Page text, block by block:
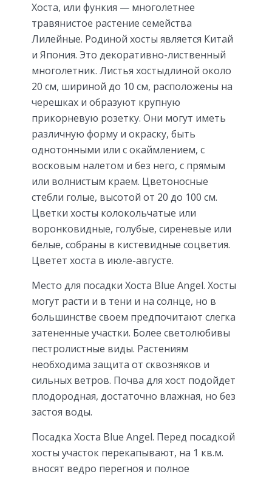
Хоста, или функия — многолетнее
травянистое растение семейства
Лилейные. Родиной хосты является Китай
и Япония. Это декоративно-лиственный
многолетник. Листья хостыдлиной около
20 см, шириной до 10 см, расположены на
черешках и образуют крупную
прикорневую розетку. Они могут иметь
различную форму и окраску, быть
однотонными или с окаймлением, с
восковым налетом и без него, с прямым
или волнистым краем. Цветоносные
стебли голые, высотой от 20 до 100 см.
Цветки хосты колокольчатые или
воронковидные, голубые, сиреневые или
белые, собраны в кистевидные соцветия.
Цветет хоста в июле-августе.
Место для посадки Хоста Blue Angel. Хосты
могут расти и в тени и на солнце, но в
большинстве своем предпочитают слегка
затененные участки. Более светолюбивы
пестролистные виды. Растениям
необходима защита от сквозняков и
сильных ветров. Почва для хост подойдет
плодородная, достаточно влажная, но без
застоя воды.
Посадка Хоста Blue Angel. Перед посадкой
хосты участок перекапывают, на 1 кв.м.
вносят ведро перегноя и полное